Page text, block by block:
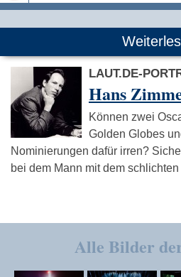
LAUT.DE-
Hans
Können zwei
Golden Globes
Nominierungen dafür irren?
bei dem Mann mit dem
Alle Bilder